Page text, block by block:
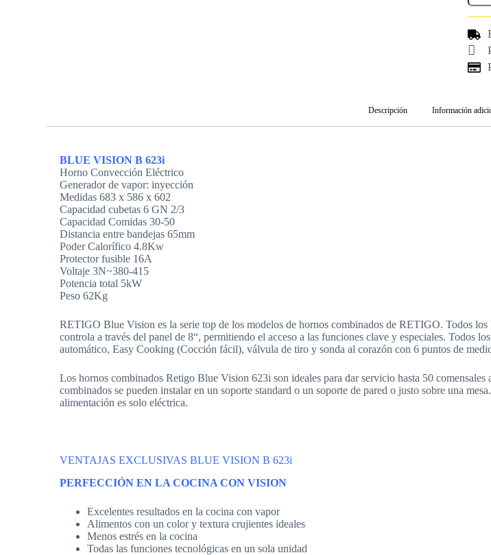
Descripción Información
BLUE VISION B 623i
Horno Convección Eléctrico
Generador de vapor: inyección
Medidas 683 x 586 x 602
Capacidad cubetas 6 GN 2/3
Capacidad Comidas 30-50
Distancia entre bandejas 65mm
Poder Calorífico 4.8Kw
Protector fusible 16A
Voltaje 3N~380-415
Potencia total 5kW
Peso 62Kg
RETIGO Blue Vision es la serie top de los modelos de hornos combinados de RETIGO. Todos los
controla a través del panel de 8“, permitiendo el acceso a las funciones clave y especiales. Todos
automático, Easy Cooking (Cocción fácil), válvula de tiro y sonda al corazón con 6 puntos de
Los hornos combinados Retigo Blue Vision 623i son ideales para dar servicio hasta 50
combinados se pueden instalar en un soporte standard o un soporte de pared o justo sobre una
alimentación es solo eléctrica.
VENTAJAS EXCLUSIVAS BLUE VISION B 623i
PERFECCIÓN EN LA COCINA CON VISION
Excelentes resultados en la cocina con vapor
Alimentos con un color y textura crujientes ideales
Menos estrés en la cocina
Todas las funciones tecnológicas en un sola unidad